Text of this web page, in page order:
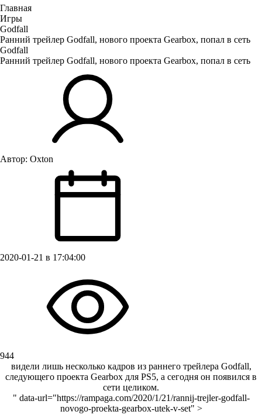
Главная
Игры
Godfall
Ранний трейлер Godfall, нового проекта Gearbox, попал в сеть
Godfall
Ранний трейлер Godfall, нового проекта Gearbox, попал в сеть
Автор: Oxton
2020-01-21 в 17:04:00
944
видели лишь несколько кадров из раннего трейлера Godfall,
следующего проекта Gearbox для PS5, а сегодня он появился в
сети целиком.
" data-url="https://rampaga.com/2020/1/21/rannij-trejler-godfall-
novogo-proekta-gearbox-utek-v-set" >